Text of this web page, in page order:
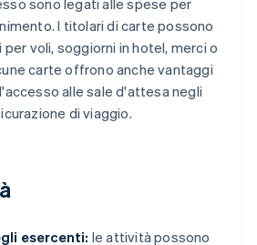
sono legati alle spese per
I titolari di carte possono
voli, soggiorni in hotel, merci o
carte offrono anche vantaggi
alle sale d'attesa negli
di viaggio.
esercenti: le attività possono